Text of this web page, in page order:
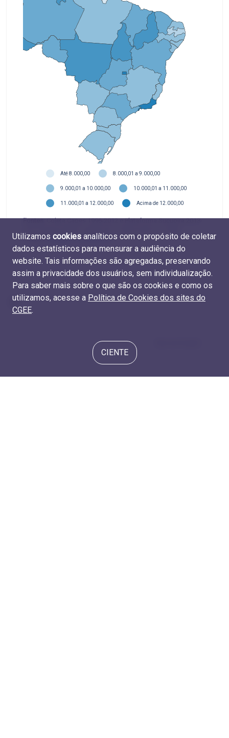
Até 8.000,00 8.000,01 a 9.000,00
9.000,01 a 10.000,00 10.000,01 a 11.000,00
11.000,01 a 12.000,00 Acima de 12.000,00
Fontes: Coleta Capes 1996-2012 e Plataforma Sucupira 2013-
TabelasM.REM.19e D.REM.15
Utilizamos cookies analíticos com o propósito de coletar
dados estatísticos para mensurar a audiência do
website. Tais informações são agregadas, preservando
assim a privacidade dos usuários, sem individualização.
Para saber mais sobre o que são os cookies e como os
utilizamos, acesse a Política de Cookies dos sites do
CGEE.
CIENTE